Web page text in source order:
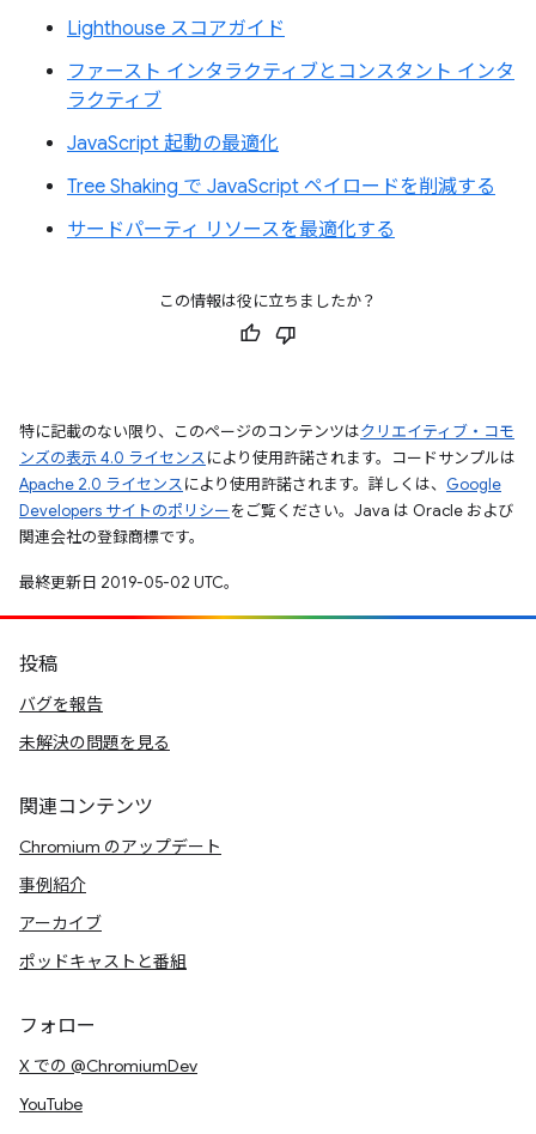
Lighthouse スコアガイド
ファースト インタラクティブとコンスタント インタ
ラクティブ
JavaScript 起動の最適化
Tree Shaking で JavaScript ペイロードを削減する
サードパーティ リソースを最適化する
この情報は役に立ちましたか？
特に記載のない限り、このページのコンテンツはクリエイティブ・コモ
ンズの表示 4.0 ライセンスにより使用許諾されます。コードサンプルは
Apache 2.0 ライセンスにより使用許諾されます。詳しくは、 Google
Developers サイトのポリシーをご覧ください。Java は Oracle および
関連会社の登録商標です。
最終更新日 2019-05-02 UTC。
投稿
バグを報告
未解決の問題を見る
関連コンテンツ
Chromium のアップデート
事例紹介
アーカイブ
ポッドキャストと番組
フォロー
X での @ChromiumDev
YouTube